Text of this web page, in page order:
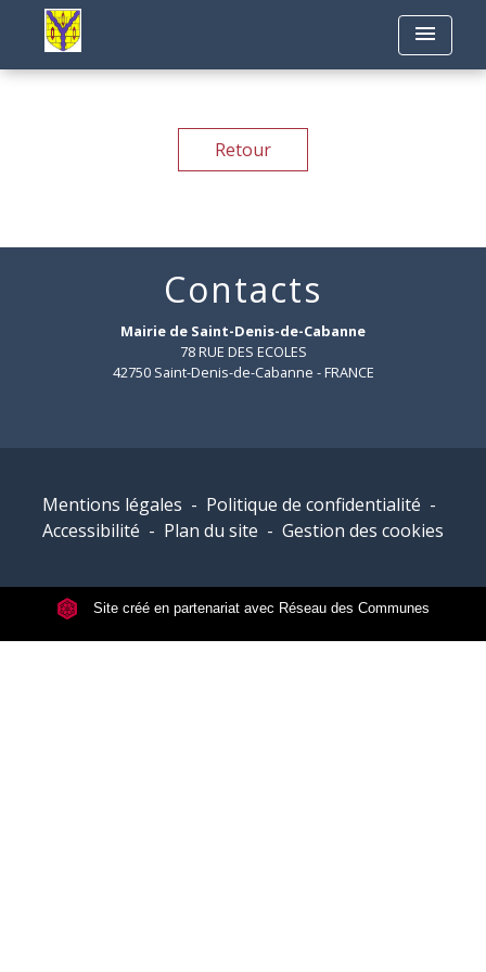
menu
Retour
Contacts
Mairie de Saint-Denis-de-Cabanne
78 RUE DES ECOLES
42750 Saint-Denis-de-Cabanne - FRANCE
Mentions légales - Politique de confidentialité -
Accessibilité - Plan du site - Gestion des cookies
Site créé en partenariat avec Réseau des Communes